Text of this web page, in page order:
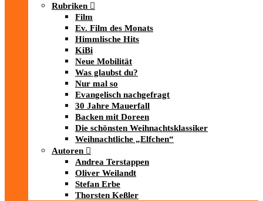
Rubriken
Film
Ev. Film des Monats
Himmlische Hits
KiBi
Neue Mobilität
Was glaubst du?
Nur mal so
Evangelisch nachgefragt
30 Jahre Mauerfall
Backen mit Doreen
Die schönsten Weihnachtsklassiker
Weihnachtliche „Elfchen“
Autoren
Andrea Terstappen
Oliver Weilandt
Stefan Erbe
Thorsten Keßler